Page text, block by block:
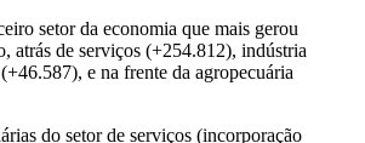
setor da economia que mais gerou
atrás de serviços (+254.812), indústria
e na frente da agropecuária
do setor de serviços (incorporação